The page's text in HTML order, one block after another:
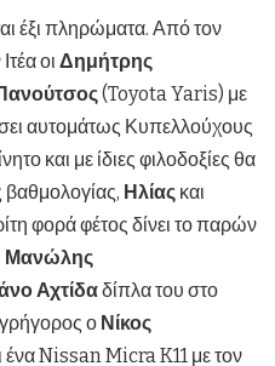
έξι πληρώματα. Από τον
οι Δημήτρης
(Toyota Yaris) με
αυτομάτως Κυπελλούχους
και με ίδιες φιλοδοξίες θα
βαθμολογίας, Ηλίας και
φορά φέτος δίνει το παρών
Μανώλης
Αχτίδαδίπλα του στο
ο Νίκος
ένα Nissan Micra K11 με τον